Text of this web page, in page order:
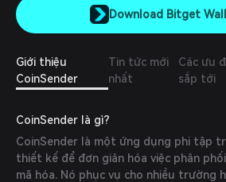
Download Bitget
Giới thiệu
CoinSender
Tin tức mới
nhất
Các ưu
sắp tới
CoinSender là gì?
CoinSender là một ứng dụng phi tập
thiết kế để đơn giản hóa việc phân
mã hóa. Nó phục vụ cho nhiều trường